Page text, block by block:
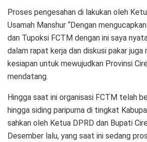
Proses pengesahan di lakukan oleh
Usamah Manshur “Dengan
dan Tupoksi FCTM dengan ini saya
dalam rapat kerja dan diskusi pakar juga
kesiapan untuk mewujudkan Provinsi
mendatang.
Hingga saat ini organisasi FCTM telah
hingga siding paripurna di tingkat
sahkan oleh Ketua DPRD dan Bupati
Desember lalu, yang saat ini sedang